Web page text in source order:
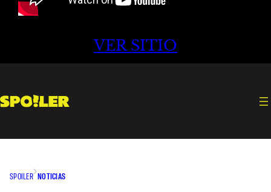
VER SITIO
SPOILER NOTICIAS